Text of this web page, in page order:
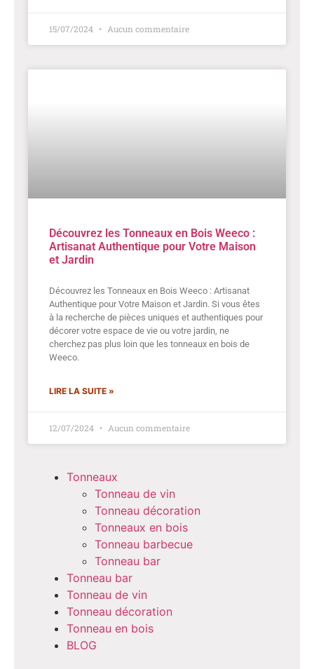
15/07/2024 Aucun commentaire
Découvrez les Tonneaux en Bois Weeco :
Artisanat Authentique pour Votre Maison
et Jardin
Découvrez les Tonneaux en Bois Weeco : Artisanat
Authentique pour Votre Maison et Jardin. Si vous êtes
à la recherche de pièces uniques et authentiques pour
décorer votre espace de vie ou votre jardin, ne
cherchez pas plus loin que les tonneaux en bois de
Weeco.
LIRE LA SUITE »
12/07/2024 Aucun commentaire
Tonneaux
Tonneau de vin
Tonneau décoration
Tonneaux en bois
Tonneau barbecue
Tonneau bar
Tonneau bar
Tonneau de vin
Tonneau décoration
Tonneau en bois
BLOG